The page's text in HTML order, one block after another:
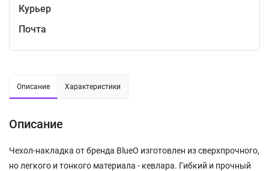
Курьер
Почта
Описание Характеристики
Описание
Чехол-накладка от бренда BlueO изготовлен из сверхпрочного,
но легкого и тонкого материала - кевлара. Гибкий и прочный